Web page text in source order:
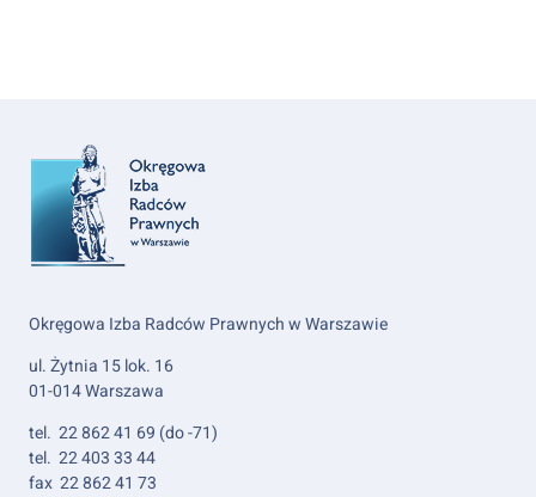
Okręgowa Izba Radców Prawnych w Warszawie
ul. Żytnia 15 lok. 16
01-014 Warszawa
tel. 22 862 41 69 (do -71)
tel. 22 403 33 44
fax 22 862 41 73